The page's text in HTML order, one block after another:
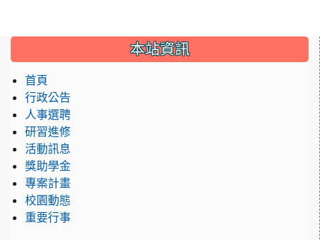
::: 本站資訊
首頁
行政公告
人事選聘
研習進修
活動訊息
獎助學金
專案計畫
校園動態
重要行事